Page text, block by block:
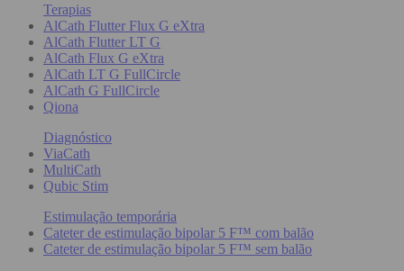
Terapias
AlCath Flutter Flux G eXtra
AlCath Flutter LT G
AlCath Flux G eXtra
AlCath LT G FullCircle
AlCath G FullCircle
Qiona
Diagnóstico
ViaCath
MultiCath
Qubic Stim
Estimulação temporária
Cateter de estimulação bipolar 5 F™ com balão
Cateter de estimulação bipolar 5 F™ sem balão